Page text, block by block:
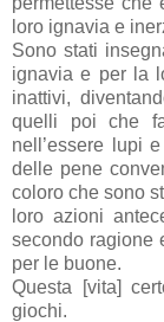
loro ignavia e
Sono stati
ignavia e per la
inattivi,
quelli poi che
nell’essere lupi
delle pene
coloro che sono
loro azioni
secondo ragione
per le buone.
Questa [vita]
giochi.